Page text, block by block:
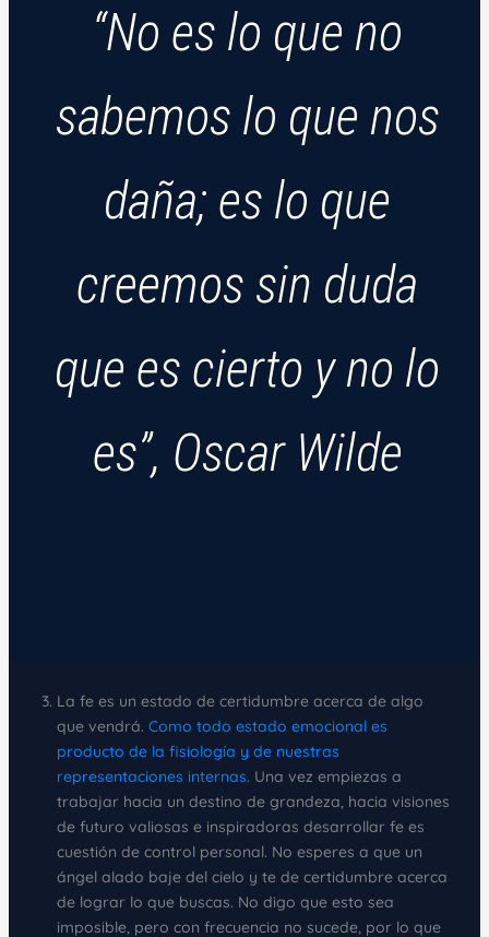
“No es lo que no
sabemos lo que nos
daña; es lo que
creemos sin duda
que es cierto y no lo
es”, Oscar Wilde
La fe es un estado de certidumbre acerca de algo
que vendrá. Como todo estado emocional es
producto de la fisiología y de nuestras
representaciones internas. Una vez empiezas a
trabajar hacia un destino de grandeza, hacia visiones
de futuro valiosas e inspiradoras desarrollar fe es
cuestión de control personal. No esperes a que un
ángel alado baje del cielo y te de certidumbre acerca
de lograr lo que buscas. No digo que esto sea
imposible, pero con frecuencia no sucede, por lo que